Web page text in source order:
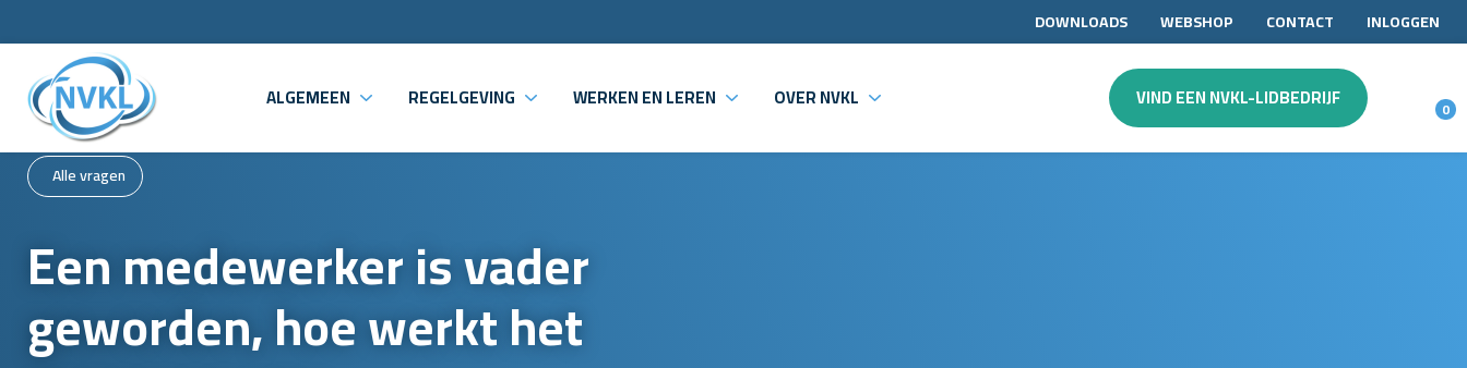
DOWNLOADS WEBSHOP CONTACT INLOGGEN
ALGEMEEN REGELGEVING WERKEN EN LEREN OVER NVKL VIND EEN NVKL-LIDBEDRIJF 0
Alle vragen
Een medewerker is vader
geworden, hoe werkt het